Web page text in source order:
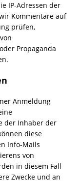
IP-Adressen der
Kommentare auf
prüfen,
Propaganda
Anmeldung
der Inhaber der
diese
Info-Mails
von
in diesem Fall
Zwecke und an